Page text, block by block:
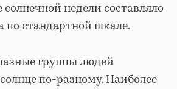
солнечной недели составляло
по стандартной шкале.
группы людей
по-разному. Наиболее